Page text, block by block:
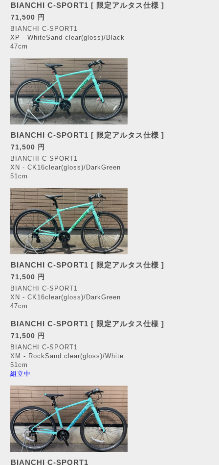
BIANCHI C-SPORT1 [ 限定アルタス仕様 ]
71,500 円
BIANCHI C-SPORT1
XP - WhiteSand clear(gloss)/Black
47cm
BIANCHI C-SPORT1 [ 限定アルタス仕様 ]
71,500 円
BIANCHI C-SPORT1
XN - CK16clear(gloss)/DarkGreen
51cm
BIANCHI C-SPORT1 [ 限定アルタス仕様 ]
71,500 円
BIANCHI C-SPORT1
XN - CK16clear(gloss)/DarkGreen
47cm
BIANCHI C-SPORT1 [ 限定アルタス仕様 ]
71,500 円
BIANCHI C-SPORT1
XM - RockSand clear(gloss)/White
51cm
組立中
BIANCHI C-SPORT1